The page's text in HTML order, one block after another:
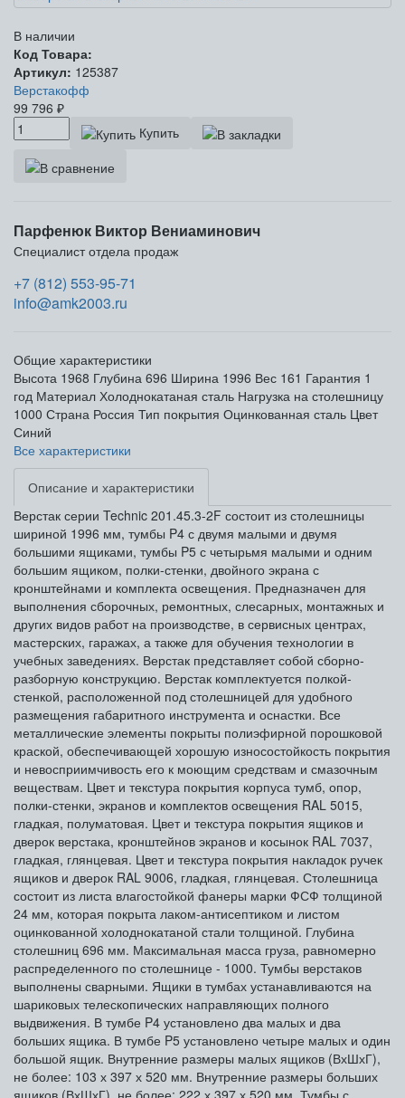
В наличии
Код Товара:
Артикул: 125387
Верстакофф
99 796 ₽
Купить
Парфенюк Виктор Вениаминович
Специалист отдела продаж
+7 (812) 553-95-71
info@amk2003.ru
Общие характеристики
Высота 1968 Глубина 696 Ширина 1996 Вес 161 Гарантия 1
год Материал Холоднокатаная сталь Нагрузка на столешницу
1000 Страна Россия Тип покрытия Оцинкованная сталь Цвет
Синий
Все характеристики
Описание и характеристики
Верстак серии Technic 201.45.3-2F состоит из столешницы
шириной 1996 мм, тумбы P4 с двумя малыми и двумя
большими ящиками, тумбы P5 с четырьмя малыми и одним
большим ящиком, полки-стенки, двойного экрана с
кронштейнами и комплекта освещения. Предназначен для
выполнения сборочных, ремонтных, слесарных, монтажных и
других видов работ на производстве, в сервисных центрах,
мастерских, гаражах, а также для обучения технологии в
учебных заведениях. Верстак представляет собой сборно-
разборную конструкцию. Верстак комплектуется полкой-
стенкой, расположенной под столешницей для удобного
размещения габаритного инструмента и оснастки. Все
металлические элементы покрыты полиэфирной порошковой
краской, обеспечивающей хорошую износостойкость покрытия
и невосприимчивость его к моющим средствам и смазочным
веществам. Цвет и текстура покрытия корпуса тумб, опор,
полки-стенки, экранов и комплектов освещения RAL 5015,
гладкая, полуматовая. Цвет и текстура покрытия ящиков и
дверок верстака, кронштейнов экранов и косынок RAL 7037,
гладкая, глянцевая. Цвет и текстура покрытия накладок ручек
ящиков и дверок RAL 9006, гладкая, глянцевая. Столешница
состоит из листа влагостойкой фанеры марки ФСФ толщиной
24 мм, которая покрыта лаком-антисептиком и листом
оцинкованной холоднокатаной стали толщиной. Глубина
столешниц 696 мм. Максимальная масса груза, равномерно
распределенного по столешнице - 1000. Тумбы верстаков
выполнены сварными. Ящики в тумбах устанавливаются на
шариковых телескопических направляющих полного
выдвижения. В тумбе P4 установлено два малых и два
больших ящика. В тумбе P5 установлено четыре малых и один
большой ящик. Внутренние размеры малых ящиков (ВхШхГ),
не более: 103 х 397 х 520 мм. Внутренние размеры больших
ящиков (ВхШхГ), не более: 222 х 397 х 520 мм. Тумбы с